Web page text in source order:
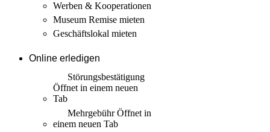
Werben & Kooperationen
Museum Remise mieten
Geschäftslokal mieten
Online erledigen
Störungs­bestätigung
Öffnet in einem neuen
Tab
MehrgebührÖffnet in
einem neuen Tab